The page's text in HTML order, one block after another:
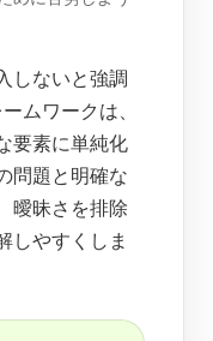
しないと強調
ムワークは、
要素に単純化
問題と明確な
曖昧さを排除
しやすくしま